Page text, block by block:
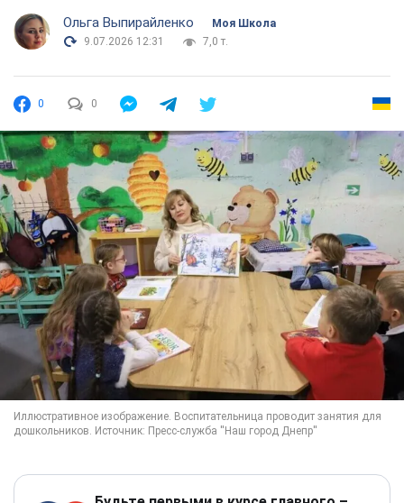
Ольга Выпирайленко
Моя Школа
9.07.2026 12:31
7,0 т.
0 0